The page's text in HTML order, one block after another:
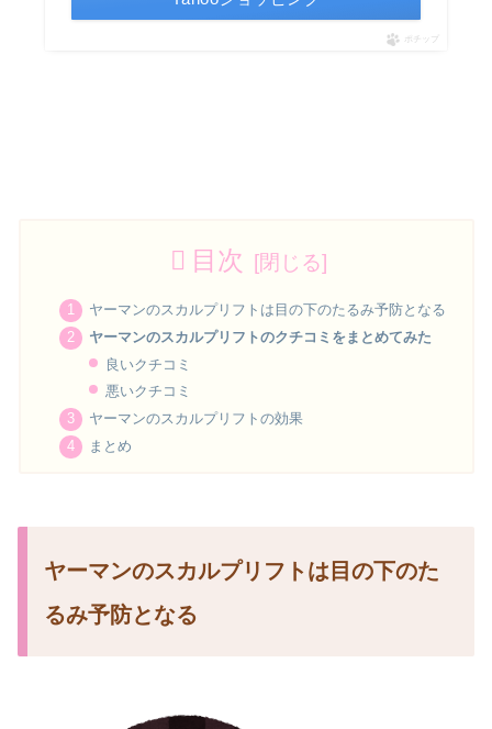
ポチップ
目次
ヤーマンのスカルプリフトは目の下のたるみ予防となる
ヤーマンのスカルプリフトのクチコミをまとめてみた
良いクチコミ
悪いクチコミ
ヤーマンのスカルプリフトの効果
まとめ
ヤーマンのスカルプリフトは目の下のた
るみ予防となる